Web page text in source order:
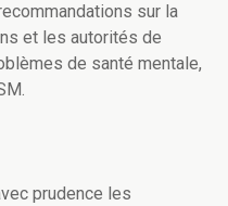
sur la
et les autorités de
de santé mentale,
prudence les